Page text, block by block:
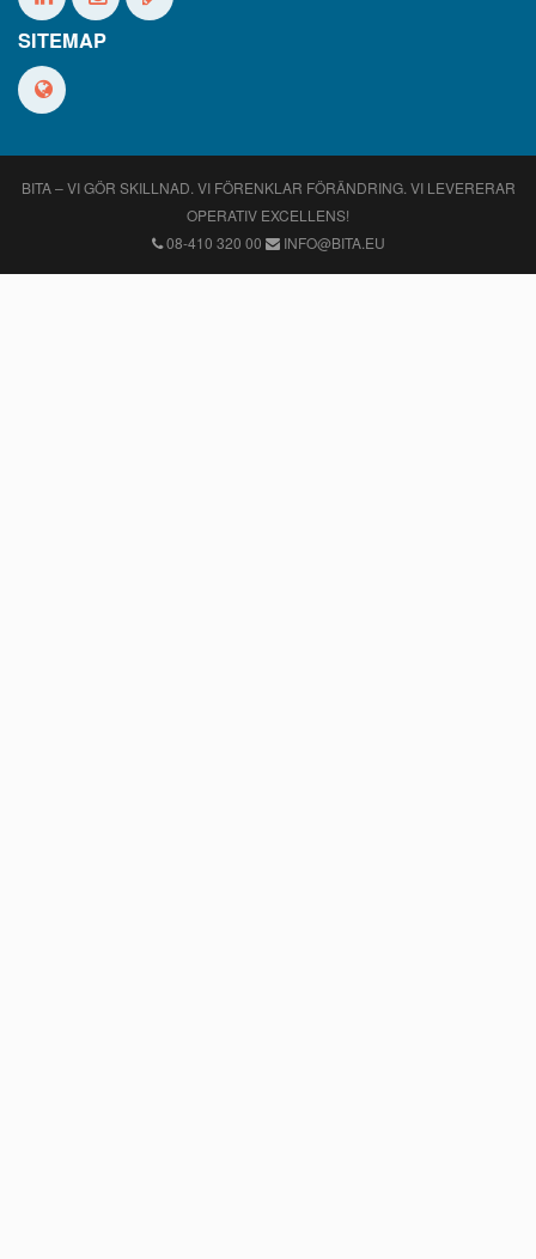
SITEMAP
BITA – VI GÖR SKILLNAD. VI FÖRENKLAR FÖRÄNDRING. VI LEVERERAR
OPERATIV EXCELLENS!
08-410 320 00
INFO@BITA.EU